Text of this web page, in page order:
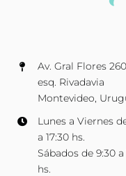
Av. Gral Flores
esq. Rivadavia
Montevideo,
Lunes a Viernes
a 17:30 hs.
Sábados de 9:30 a
hs.